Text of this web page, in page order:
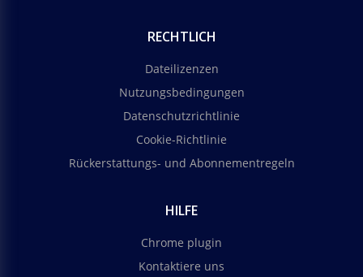
RECHTLICH
Dateilizenzen
Nutzungsbedingungen
Datenschutzrichtlinie
Cookie-Richtlinie
Rückerstattungs- und Abonnementregeln
HILFE
Chrome plugin
Kontaktiere uns